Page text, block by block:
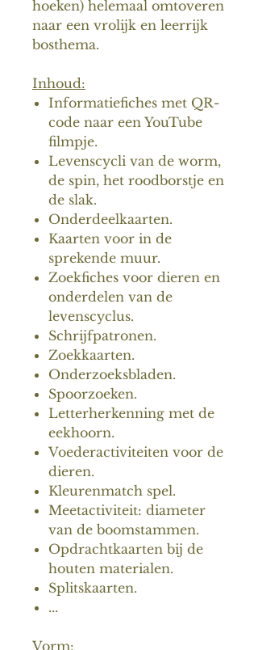
hoeken) helemaal omtoveren
naar een vrolijk en leerrijk
bosthema.
Inhoud:
Informatiefiches met QR-
code naar een YouTube
filmpje.
Levenscycli van de worm,
de spin, het roodborstje en
de slak.
Onderdeelkaarten.
Kaarten voor in de
sprekende muur.
Zoekfiches voor dieren en
onderdelen van de
levenscyclus.
Schrijfpatronen.
Zoekkaarten.
Onderzoeksbladen.
Spoorzoeken.
Letterherkenning met de
eekhoorn.
Voederactiviteiten voor de
dieren.
Kleurenmatch spel.
Meetactiviteit: diameter
van de boomstammen.
Opdrachtkaarten bij de
houten materialen.
Splitskaarten.
...
Vorm: